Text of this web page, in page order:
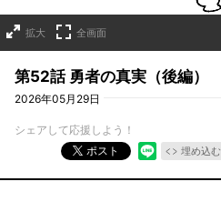
拡大 全画面
第52話 勇者の真実（後編）
2026年05月29日
シェアして応援しよう！
ポスト
埋め込む